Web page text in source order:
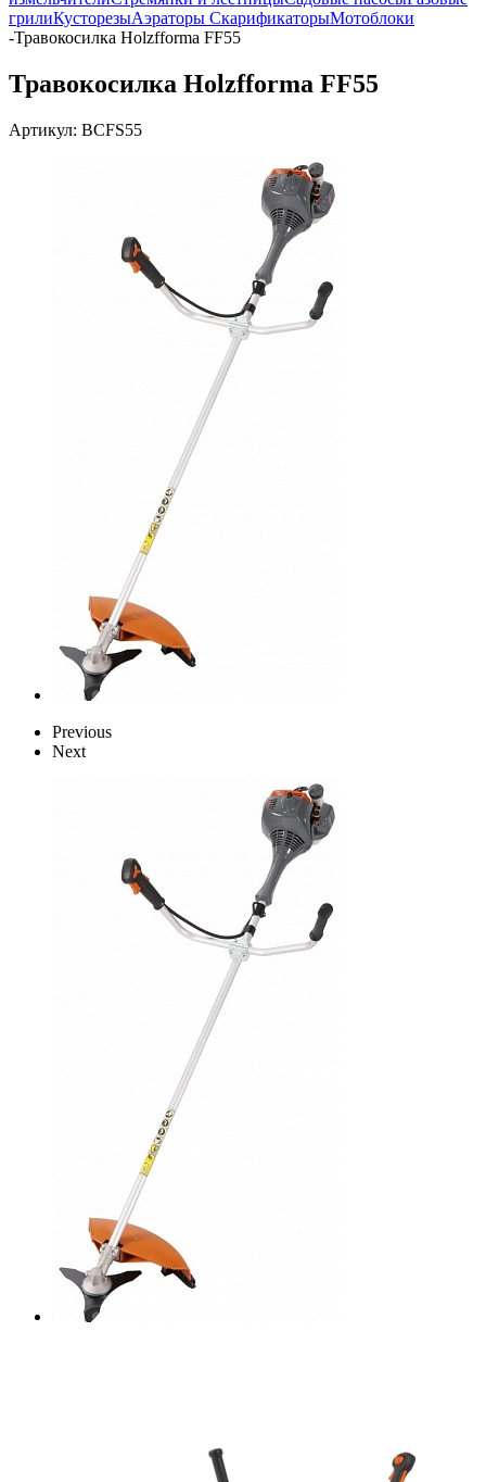
грилиКусторезыАэраторы СкарификаторыМотоблоки
-Травокосилка Holzfforma FF55
Травокосилка Holzfforma FF55
Артикул: BCFS55
Previous
Next